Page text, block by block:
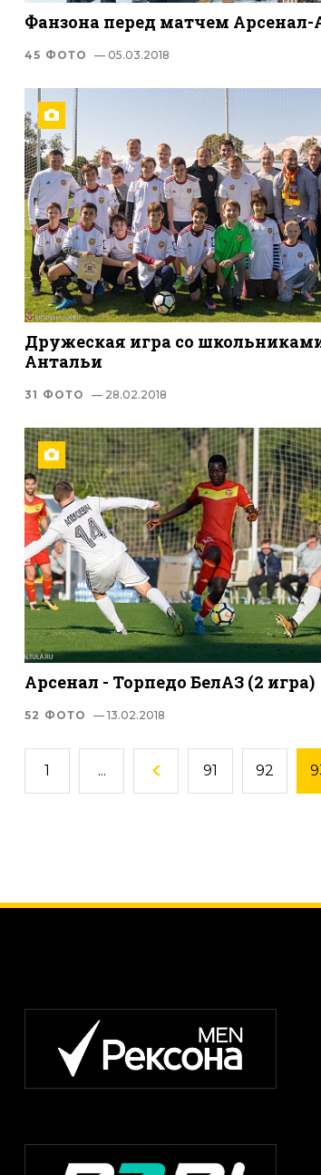
Фанзона перед матчем
45 ФОТО — 05.03.2018
Дружеская игра со
Антальи
31 ФОТО — 28.02.2018
Арсенал - Торпедо БелАЗ (2 игра)
52 ФОТО — 13.02.2018
1 ... 91 92